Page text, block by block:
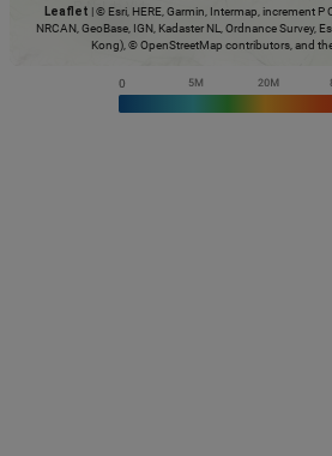
Leaflet
© Esri, HERE, Garmin, Intermap, increment P
NRCAN, GeoBase, IGN, Kadaster NL, Ordnance Survey,
Kong), © OpenStreetMap contributors, and